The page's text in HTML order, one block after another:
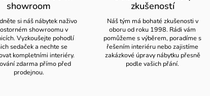
showroom
si náš nábytek naživo
showroomu v
Vyzkoušejte pohodlí
sedaček a nechte se
kompletními interiéry.
zdarma přímo před
prodejnou.
zkušeností
Náš tým má bohaté zkušenosti v
oboru od roku 1998. Rádi vám
pomůžeme s výběrem, poradíme s
řešením interiéru nebo zajistíme
zakázkové úpravy nábytku přesně
podle vašich přání.